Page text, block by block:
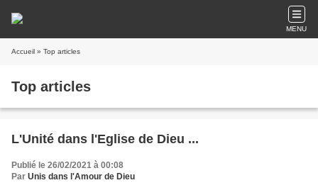
MENU
Accueil » Top articles
Top articles
L'Unité dans l'Eglise de Dieu ...
Publié le 26/02/2021 à 00:08
Par Unis dans l'Amour de Dieu